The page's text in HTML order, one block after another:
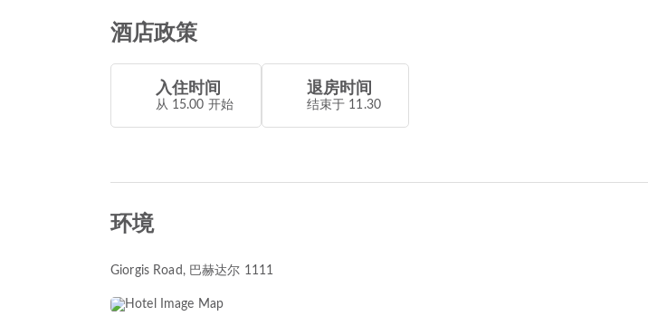
酒店政策
入住时间
从 15.00 开始
退房时间
结束于 11.30
环境
Giorgis Road , 巴赫达尔 1111